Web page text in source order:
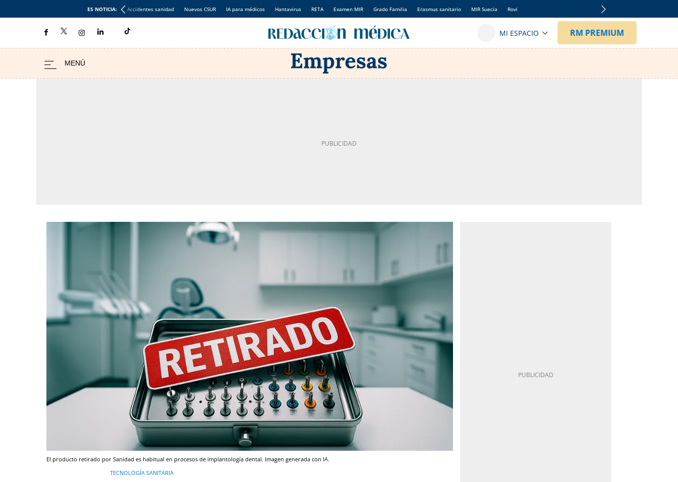
ES NOTICIA: Accidentes sanidad Nuevos CSUR IA para médicos Hantavirus RETA Examen MIR Grado Familia Erasmus sanitario MIR Suecia Rovi
El producto retirado por Sanidad es habitual en procesos de implantología dental. Imagen generada con IA.
TECNOLOGÍA SANITARIA